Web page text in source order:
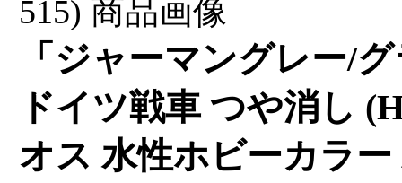
「ジャーマングレー/
ドイツ戦車 つや消し
オス 水性ホビーカラ